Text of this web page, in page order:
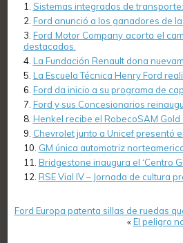
Sistemas integrados de
Ford anunció a los ganadores de
Ford Motor Company acorta el
destacados.
La Fundación Renault dona
La Escuela Técnica Henry Ford
Ford da inicio a su programa de
Ford y sus Concesionarios
Henkel recibe el RobecoSAM Gold
Chevrolet junto a Unicef presentó
GM única automotriz
Bridgestone inaugura el ‘Centro
RSE Vial IV – Jornada de cultura
Ford Europa patenta sillas de ruedas
«El peligro